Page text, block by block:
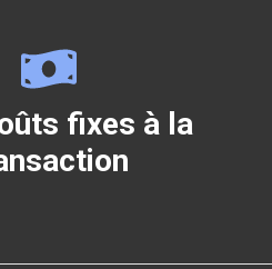
fixes à la